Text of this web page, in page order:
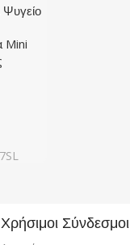
Mini
Χρήσιμοι Σύνδεσμοι